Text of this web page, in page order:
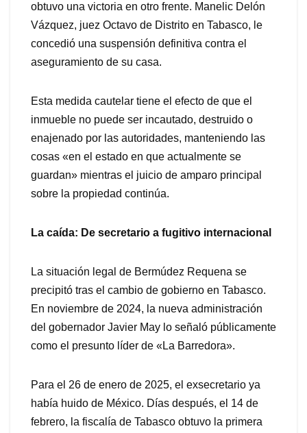
obtuvo una victoria en otro frente. Manelic Delón
Vázquez, juez Octavo de Distrito en Tabasco, le
concedió una suspensión definitiva contra el
aseguramiento de su casa.
Esta medida cautelar tiene el efecto de que el
inmueble no puede ser incautado, destruido o
enajenado por las autoridades, manteniendo las
cosas «en el estado en que actualmente se
guardan» mientras el juicio de amparo principal
sobre la propiedad continúa.
La caída: De secretario a fugitivo internacional
La situación legal de Bermúdez Requena se
precipitó tras el cambio de gobierno en Tabasco.
En noviembre de 2024, la nueva administración
del gobernador Javier May lo señaló públicamente
como el presunto líder de «La Barredora».
Para el 26 de enero de 2025, el exsecretario ya
había huido de México. Días después, el 14 de
febrero, la fiscalía de Tabasco obtuvo la primera